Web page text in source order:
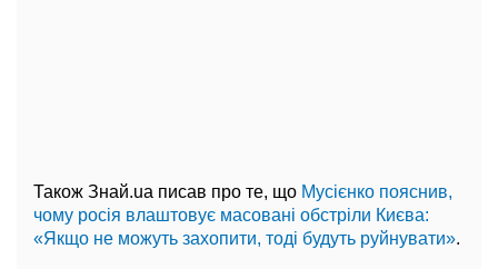
Також Знай.ua писав про те, що Мусієнко пояснив,
чому росія влаштовує масовані обстріли Києва:
«Якщо не можуть захопити, тоді будуть руйнувати».